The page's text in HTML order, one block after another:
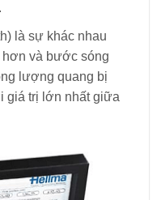
là sự khác nhau
và bước sóng
lượng quang bị
giá trị lớn nhất giữa